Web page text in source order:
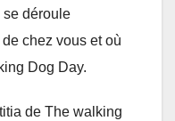
se déroule
chez vous et où
Dog Day.
de The walking